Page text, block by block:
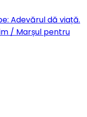
Adevărul dă viață.
/ Marșul pentru